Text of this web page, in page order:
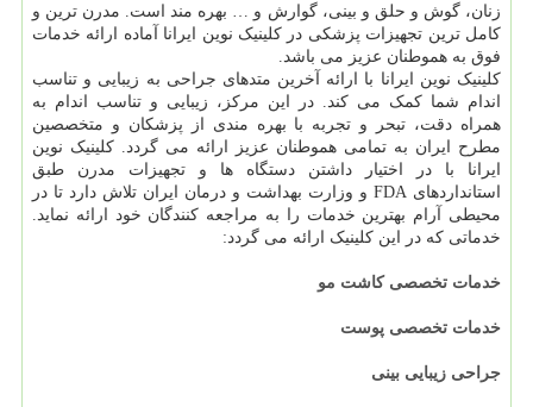
زنان، گوش و حلق و بینی، گوارش و … بهره مند است. مدرن ترین و
کامل ترین تجهیزات پزشکی در کلینیک نوین ایرانا آماده ارائه خدمات
فوق به هموطنان عزیز می باشد.
کلینیک نوین ایرانا با ارائه آخرین متدهای جراحی به زیبایی و تناسب
اندام شما کمک می کند. در این مرکز، زیبایی و تناسب اندام به
همراه دقت، تبحر و تجربه با بهره مندی از پزشکان و متخصصین
مطرح ایران به تمامی هموطنان عزیز ارائه می گردد. کلینیک نوین
ایرانا با در اختیار داشتن دستگاه ها و تجهیزات مدرن طبق
استانداردهای FDA و وزارت بهداشت و درمان ایران تلاش دارد تا در
محیطی آرام بهترین خدمات را به مراجعه کنندگان خود ارائه نماید.
خدماتی که در این کلینیک ارائه می گردد:
خدمات تخصصی کاشت مو
خدمات تخصصی پوست
جراحی زیبایی بینی